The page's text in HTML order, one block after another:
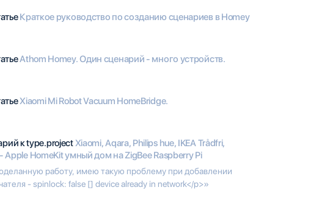
Краткое руководство по созданию сценариев в Homey
Athom Homey. Один сценарий - много устройств.
Xiaomi Mi Robot Vacuum HomeBridge.
к type.projectXiaomi, Aqara, Philips hue, IKEA Trådfri,
Apple HomeKit умный дом на ZigBee Raspberry Pi
работу, имею такую проблему при добавлении
- spinlock: false [] device already in network</p>»